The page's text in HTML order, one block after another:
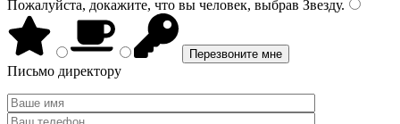
Пожалуйста, докажите, что вы человек, выбрав Звезду.
Письмо директору